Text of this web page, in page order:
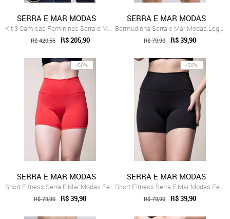
SERRA E MAR MODAS
Kit 3 Camisas Femininas Serra e Mar Moda...
R$ 420,56 R$ 205,90
SERRA E MAR MODAS
Bermudinha Serra e Mar Modas Legging Fit...
R$ 79,90 R$ 39,90
-50%
SERRA E MAR MODAS
Short Fitness Serra E Mar Modas Feminino...
R$ 79,90 R$ 39,90
-50%
SERRA E MAR MODAS
Short Fitness Serra E Mar Modas Feminino...
R$ 79,90 R$ 39,90